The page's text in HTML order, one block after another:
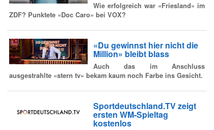
Wie erfolgreich war «Friesland» im
ZDF? Punktete «Doc Caro» bei VOX?
«Du gewinnst hier nicht die
Million» bleibt blass
Auch das im Anschluss
ausgestrahlte «stern tv» bekam kaum noch Farbe ins Gesicht.
Sportdeutschland.TV zeigt
ersten WM-Spieltag
kostenlos